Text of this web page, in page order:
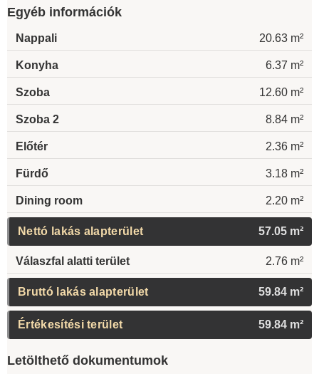
Egyéb információk
Nappali 20.63 m²
Konyha 6.37 m²
Szoba 12.60 m²
Szoba 2 8.84 m²
Előtér 2.36 m²
Fürdő 3.18 m²
Dining room 2.20 m²
Nettó lakás alapterület 57.05 m²
Válaszfal alatti terület 2.76 m²
Bruttó lakás alapterület 59.84 m²
Értékesítési terület 59.84 m²
Letölthető dokumentumok